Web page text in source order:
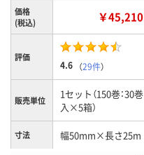
価格
(税込)
￥45,210
評価
4.6 （29件）
販売単位
1セット（150巻：30巻
入×5箱）
寸法 幅50mm×長さ25m